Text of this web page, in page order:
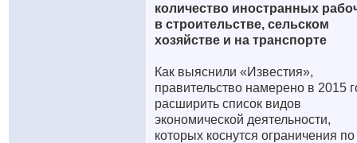
количество иностранных
в строительстве, сельском
хозяйстве и на транспорте
Как выяснили «Известия»,
правительство намерено в 2015
расширить список видов
экономической деятельности,
которых коснутся ограничения по